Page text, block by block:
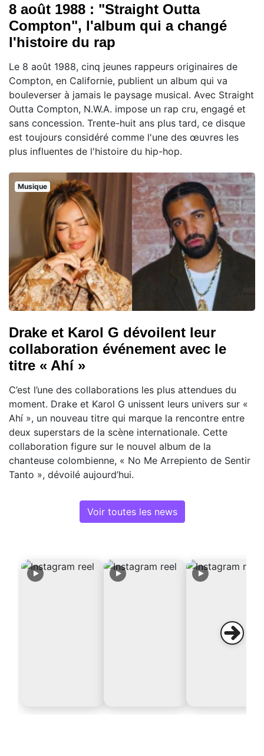
8 août 1988 : "Straight Outta
Compton", l'album qui a changé
l'histoire du rap
Le 8 août 1988, cinq jeunes rappeurs originaires de
Compton, en Californie, publient un album qui va
bouleverser à jamais le paysage musical. Avec Straight
Outta Compton, N.W.A. impose un rap cru, engagé et
sans concession. Trente-huit ans plus tard, ce disque
est toujours considéré comme l'une des œuvres les
plus influentes de l'histoire du hip-hop.
Musique
Drake et Karol G dévoilent leur
collaboration événement avec le
titre « Ahí »
C’est l’une des collaborations les plus attendues du
moment. Drake et Karol G unissent leurs univers sur «
Ahí », un nouveau titre qui marque la rencontre entre
deux superstars de la scène internationale. Cette
collaboration figure sur le nouvel album de la
chanteuse colombienne, « No Me Arrepiento de Sentir
Tanto », dévoilé aujourd’hui.
Voir toutes les news